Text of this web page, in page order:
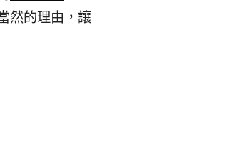
然的理由，讓